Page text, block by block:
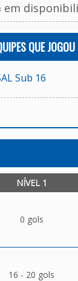
em
QUE JOGOU
Sub 16
NÍVEL 1
0 gols
16 - 20 gols